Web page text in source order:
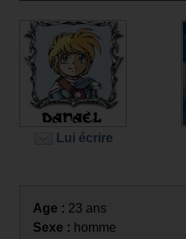
Lui écrire
Age : 23 ans
Sexe : homme